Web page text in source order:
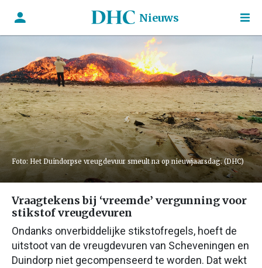
Nieuws
Foto: Het Duindorpse vreugdevuur smeult na op nieuwjaarsdag. (DHC)
Vraagtekens bij ‘vreemde’ vergunning voor
stikstof vreugdevuren
Ondanks onverbiddelijke stikstofregels, hoeft de
uitstoot van de vreugdevuren van Scheveningen en
Duindorp niet gecompenseerd te worden. Dat wekt